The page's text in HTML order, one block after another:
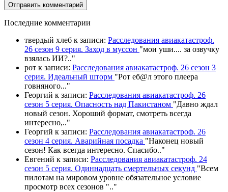
Последние комментарии
твердый хлеб к записи: Расследования авиакатастроф.
26 сезон 9 серия. Заход в муссон "мои уши.... за озвучку
взялась ИИ?.."
рот к записи: Расследования авиакатастроф. 26 сезон 3
серия. Идеальный шторм "Рот еб@л этого плеера
говняного..."
Георгий к записи: Расследования авиакатастроф. 26
сезон 5 серия. Опасность над Пакистаном "Давно ждал
новый сезон. Хороший формат, смотреть всегда
интересно,.."
Георгий к записи: Расследования авиакатастроф. 26
сезон 4 серия. Аварийная посадка "Наконец новый
сезон! Как всегда интересно. Спасибо.."
Евгений к записи: Расследования авиакатастроф. 24
сезон 5 серия. Одиннадцать смертельных секунд "Всем
пилотам на мировом уровне обязательное условие
просмотр всех сезонов ".."